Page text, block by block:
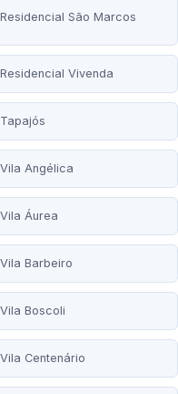
Residencial São Marcos
Residencial Vivenda
Tapajós
Vila Angélica
Vila Áurea
Vila Barbeiro
Vila Boscoli
Vila Centenário